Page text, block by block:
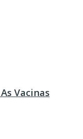
Vacinas